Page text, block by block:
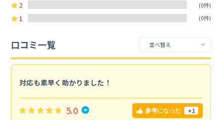
2 (0件)
1 (0件)
口コミ一覧
対応も素早く助かりました！
5.0 参考になった +1